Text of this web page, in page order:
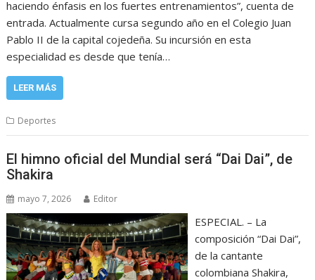
haciendo énfasis en los fuertes entrenamientos”, cuenta de
entrada. Actualmente cursa segundo año en el Colegio Juan
Pablo II de la capital cojedeña. Su incursión en esta
especialidad es desde que tenía…
LEER MÁS
Deportes
El himno oficial del Mundial será “Dai Dai”, de
Shakira
mayo 7, 2026 Editor
ESPECIAL. – La
composición “Dai Dai”,
de la cantante
colombiana Shakira,